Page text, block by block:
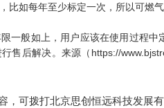
比如每年至少标定一次，所以可燃
一般如上，用户应该在使用过程
售后解决。来源（https://
，可拨打北京思创恒远科技发展